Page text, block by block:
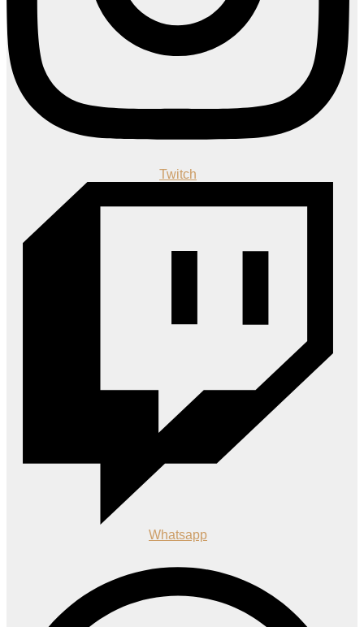
Twitch
Whatsapp